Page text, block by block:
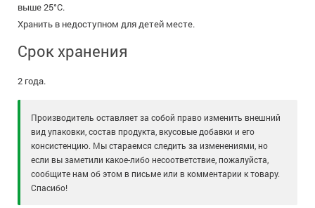
выше 25°C.
Хранить в недоступном для детей месте.
Срок хранения
2 года.
Производитель оставляет за собой право изменить внешний
вид упаковки, состав продукта, вкусовые добавки и его
консистенцию. Мы стараемся следить за изменениями, но
если вы заметили какое-либо несоответствие, пожалуйста,
сообщите нам об этом в письме или в комментарии к товару.
Спасибо!